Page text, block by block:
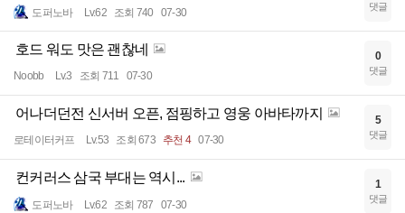
도퍼노바 Lv.62 조회 740 07-30 댓글
호드 워도 맛은 괜찮네
Noobb Lv.3 조회 711 07-30
0
댓글
어나더던전 신서버 오픈, 점핑하고 영웅 아바타까지
로테이터커프 Lv.53 조회 673 추천 4 07-30
5
댓글
컨커러스 삼국 부대는 역시...
도퍼노바 Lv.62 조회 787 07-30
1
댓글